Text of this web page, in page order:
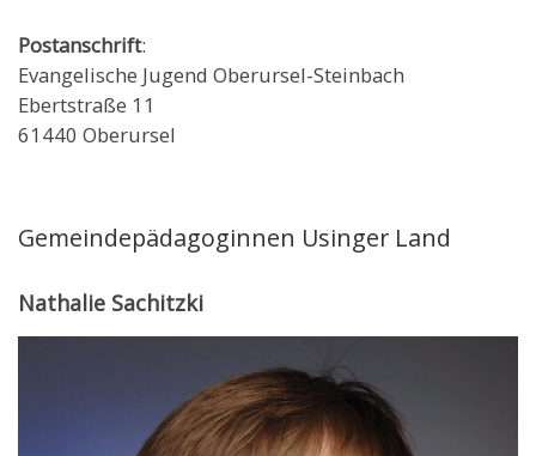
Postanschrift:
Evangelische Jugend Oberursel-Steinbach
Ebertstraße 11
61440 Oberursel
Gemeindepädagoginnen Usinger Land
Nathalie Sachitzki